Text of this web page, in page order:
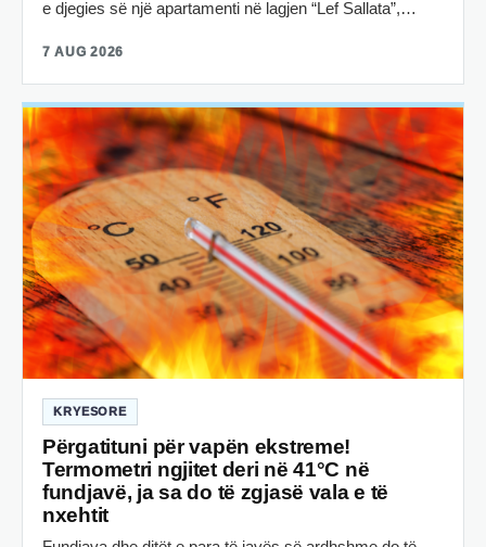
e djegies së një apartamenti në lagjen “Lef Sallata”,…
7 AUG 2026
KRYESORE
Përgatituni për vapën ekstreme!
Termometri ngjitet deri në 41°C në
fundjavë, ja sa do të zgjasë vala e të
nxehtit